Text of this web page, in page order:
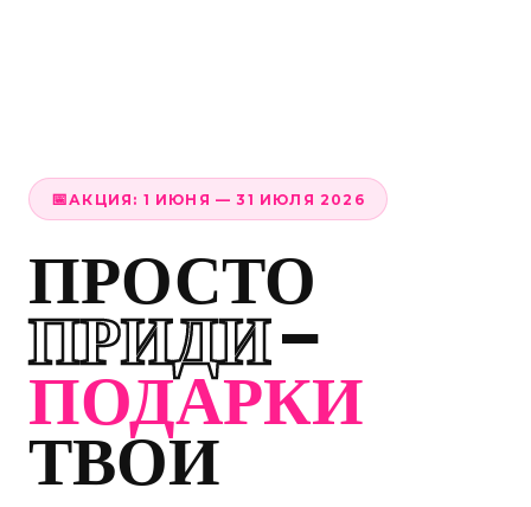
АКЦИЯ: 1 ИЮНЯ — 31 ИЮЛЯ 2026
ПРОСТО
ПРИДИ—
ПОДАРКИ
ТВОИ